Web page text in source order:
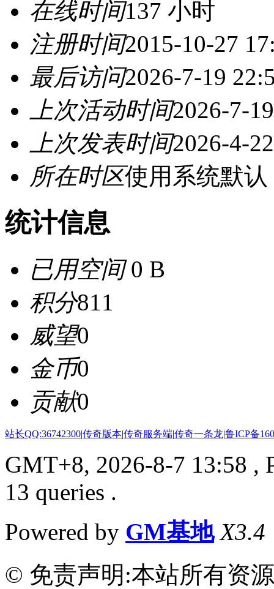
在线时间137 小时
注册时间2015-10-27
最后访问2026-7-19
上次活动时间2026-7-
上次发表时间2026-4-
所在时区使用系统默认
统计信息
已用空间0 B
积分811
威望0
金币0
贡献0
站长QQ:36742300|传奇版本|传奇服务端|传奇一条龙|鲁ICP备
GMT+8, 2026-8-7 13:58 ,
13 queries .
Powered by GM基地 X3.4
© 免责声明:本站所有资